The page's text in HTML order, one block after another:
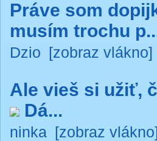
Práve som
musím trochu
Dzio [zobraz vlákno]
Ale vieš si užiť,
Dá...
ninka [zobraz